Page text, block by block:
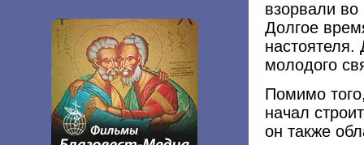
взорвали
Долгое
молодого
Помимо
начал
он также